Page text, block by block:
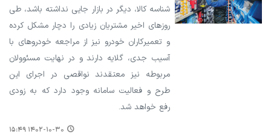
شناسه کالا، دیگر در بازار جایی نداشته باشد، طی
روزهای اخیر مشتریان زیادی را دچار مشکل کرده
و تعمیرکاران خودرو نیز از مراجعه خودروهای با
آسیب جدی، گلایه دارند و در نهایت مسئوولان
مربوطه نیز معتقدند نواقصی در اجرای این
طرح و فعالیت سامانه وجود دارد که به زودی
رفع خواهد شد.
۱۴۰۲-۱۰-۳۰ ۱۵:۴۹